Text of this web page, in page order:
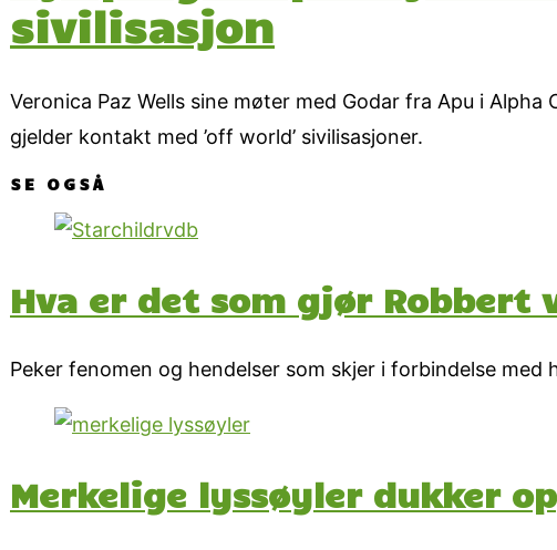
sivilisasjon
Veronica Paz Wells sine møter med Godar fra Apu i
gjelder kontakt med ’off world’ sivilisasjoner.
SE OGSÅ
Hva er det som gjør Robbert
Peker fenomen og hendelser som skjer i forbindelse
Merkelige lyssøyler dukker